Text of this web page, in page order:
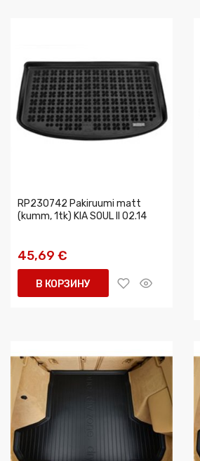
RP230742 Pakiruumi matt
(kumm, 1tk) KIA SOUL II 02.14
45,69 €
В КОРЗИНУ